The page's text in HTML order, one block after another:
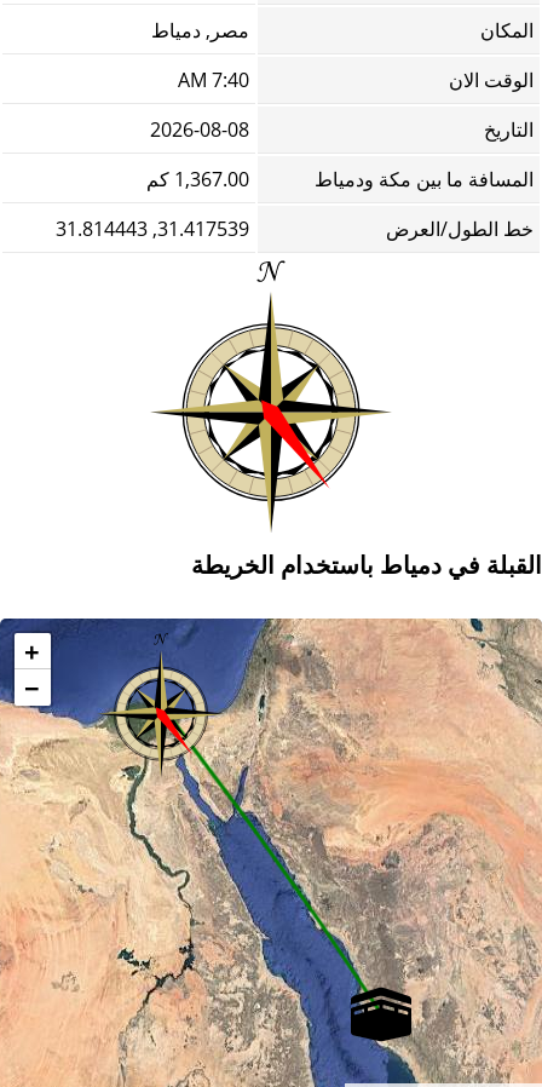
المكان
مصر, دمياط
الوقت الان
7:40 AM
التاريخ
2026-08-08
المسافة ما بين مكة ودمياط
1,367.00 كم
خط الطول/العرض
31.417539, 31.814443
القبلة في دمياط باستخدام الخريطة
+
−